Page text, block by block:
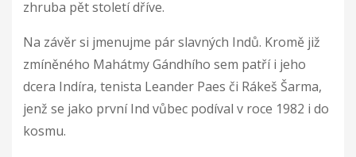
zhruba pět století dříve.
Na závěr si jmenujme pár slavných Indů. Kromě již
zmíněného Mahátmy Gándhího sem patří i jeho
dcera Indíra, tenista Leander Paes či Rákeš Šarma,
jenž se jako první Ind vůbec podíval v roce 1982 i do
kosmu.